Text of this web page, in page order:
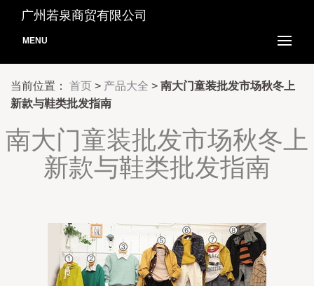
广州若泉商贸有限公司
MENU
当前位置： 首页 > 产品大全 > 南大门童装批发市场秋冬上
新款与鞋类批发指南
南大门童装批发市场秋冬上
新款与鞋类批发指南